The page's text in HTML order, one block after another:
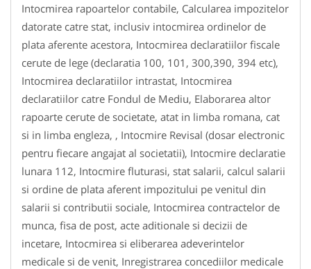
Intocmirea rapoartelor contabile, Calcularea impozitelor
datorate catre stat, inclusiv intocmirea ordinelor de
plata aferente acestora, Intocmirea declaratiilor fiscale
cerute de lege (declaratia 100, 101, 300,390, 394 etc),
Intocmirea declaratiilor intrastat, Intocmirea
declaratiilor catre Fondul de Mediu, Elaborarea altor
rapoarte cerute de societate, atat in limba romana, cat
si in limba engleza, , Intocmire Revisal (dosar electronic
pentru fiecare angajat al societatii), Intocmire declaratie
lunara 112, Intocmire fluturasi, stat salarii, calcul salarii
si ordine de plata aferent impozitului pe venitul din
salarii si contributii sociale, Intocmirea contractelor de
munca, fisa de post, acte aditionale si decizii de
incetare, Intocmirea si eliberarea adeverintelor
medicale si de venit, Inregistrarea concediilor medicale